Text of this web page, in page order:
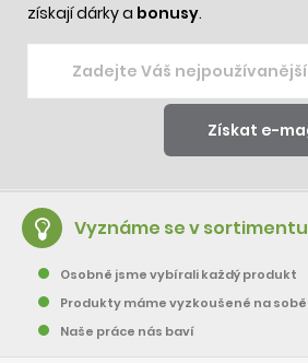
získají dárky a bonusy.
Vyznáme se v sortimentu
Osobně jsme vybírali každý produkt
Produkty máme vyzkoušené na sobě
Naše práce nás baví